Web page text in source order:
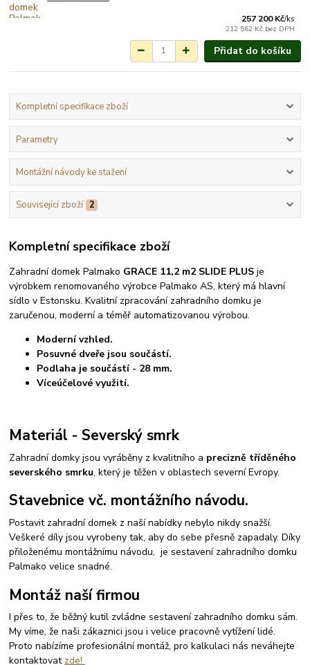
257 200 Kč/ks
212 562 Kč bez DPH
Přidat do košíku
Kompletní specifikace zboží
Parametry
Montážní návody ke stažení
Související zboží 2
Kompletní specifikace zboží
Zahradní domek Palmako GRACE 11,2 m2 SLIDE PLUSje
výrobkem renomovaného výrobce Palmako AS, který má hlavní
sídlo v Estonsku. Kvalitní zpracování zahradního domku je
zaručenou, moderní a téměř automatizovanou výrobou.
Moderní vzhled.
Posuvné dveře jsou součástí.
Podlaha je součástí - 28 mm.
Víceúčelové využití.
Materiál - Severský smrk
Zahradní domky jsou vyráběny z kvalitního a precizně tříděného
severského smrku, který je těžen v oblastech severní Evropy.
Stavebnice vč. montážního návodu.
Postavit zahradní domek z naší nabídky nebylo nikdy snažší.
Veškeré díly jsou vyrobeny tak, aby do sebe přesně zapadaly. Díky
přiloženému montážnímu návodu, je sestavení zahradního domku
Palmako velice snadné.
Montáž naší firmou
I přes to, že běžný kutil zvládne sestavení zahradního domku sám.
My víme, že naši zákaznici jsou i velice pracovně vytížení lidé.
Proto nabízíme profesionální montáž, pro kalkulaci nás neváhejte
kontaktovat zde!